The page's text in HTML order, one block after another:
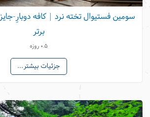
سومین فستیوال تخته نرد | کافه دوبارِ-
برتر
0.5 روزه
جزئیات بیشتر...